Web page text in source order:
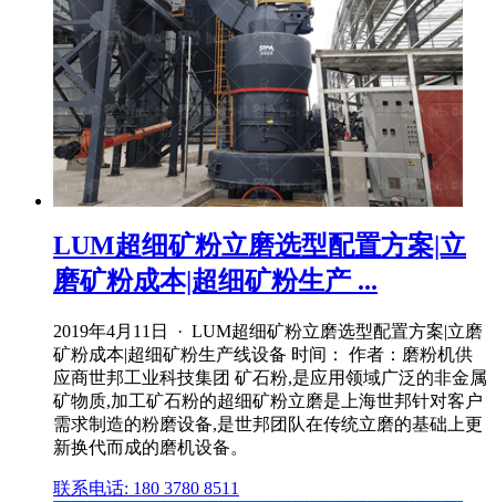
LUM超细矿粉立磨选型配置方案|立
磨矿粉成本|超细矿粉生产 ...
2019年4月11日 · LUM超细矿粉立磨选型配置方案|立磨
矿粉成本|超细矿粉生产线设备 时间： 作者：磨粉机供
应商世邦工业科技集团 矿石粉,是应用领域广泛的非金属
矿物质,加工矿石粉的超细矿粉立磨是上海世邦针对客户
需求制造的粉磨设备,是世邦团队在传统立磨的基础上更
新换代而成的磨机设备。
联系电话: 180 3780 8511